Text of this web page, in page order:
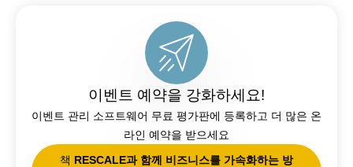
이벤트 예약을 강화하세요!
이벤트 관리 소프트웨어 무료 평가판에 등록하고 더 많은 온
라인 예약을 받으세요
책 RESCALE과 함께 비즈니스를 가속화하는 방